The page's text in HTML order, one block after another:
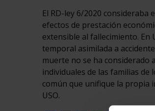
El RD-ley 6/2020
efectos de prestación
extensible al fallecimiento. En
temporal asimilada a
muerte no se ha considerado
individuales de las familias
común que unifique la propia
USO.